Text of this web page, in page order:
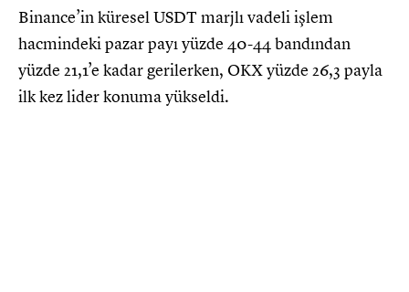
Binance’in küresel USDT marjlı vadeli işlem
hacmindeki pazar payı yüzde 40-44 bandından
yüzde 21,1’e kadar gerilerken, OKX yüzde 26,3 payla
ilk kez lider konuma yükseldi.